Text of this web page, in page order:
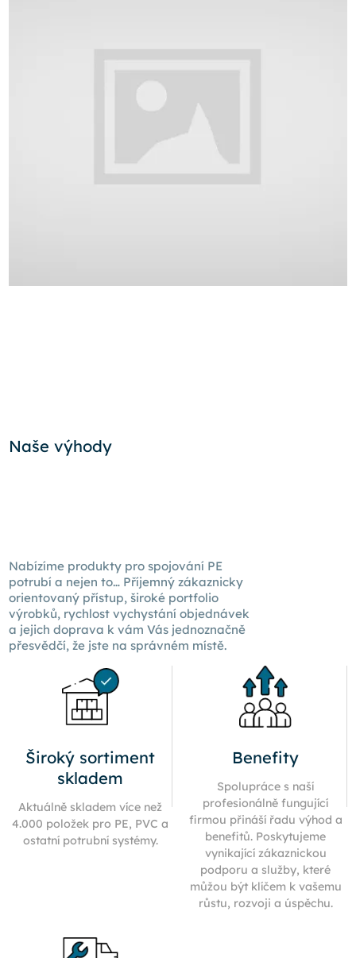
Naše výhody
Nabízíme produkty pro spojování PE
potrubí a nejen to… Příjemný zákaznicky
orientovaný přístup, široké portfolio
výrobků, rychlost vychystání objednávek
a jejich doprava kvám Vás jednoznačně
přesvědčí, že jste na správném místě.
Široký sortiment
skladem
Aktuálně skladem více než
4.000 položek pro PE, PVC a
ostatní potrubní systémy.
Benefity
Spolupráce s naší
profesionálně fungující
firmou přináší řadu výhod a
benefitů. Poskytujeme
vynikající zákaznickou
podporu a služby, které
můžou být klíčem k vašemu
růstu, rozvoji a úspěchu.